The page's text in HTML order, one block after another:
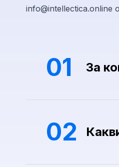
info@intellectica.online
01 За
02